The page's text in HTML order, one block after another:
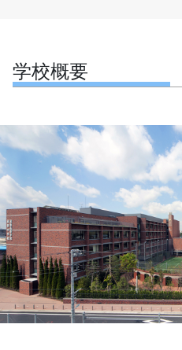
学校概要